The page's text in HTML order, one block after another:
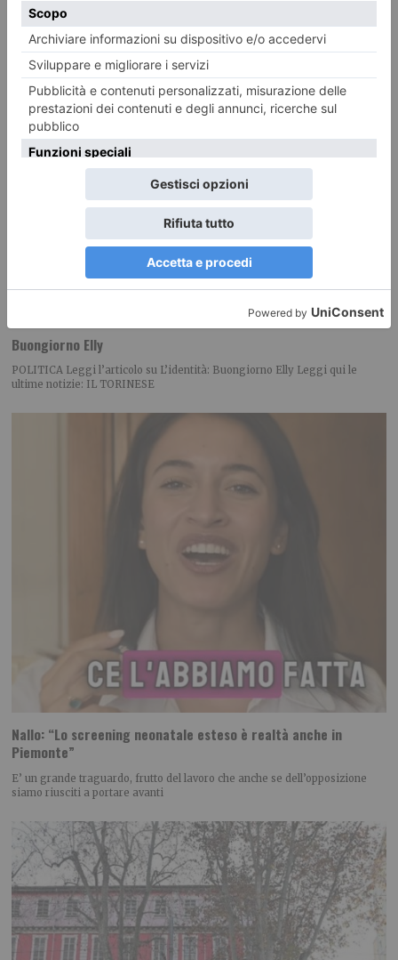
Buongiorno Elly
POLITICA Leggi l’articolo su L’identità: Buongiorno Elly Leggi qui le
ultime notizie: IL TORINESE
Nallo: “Lo screening neonatale esteso è realtà anche in
Piemonte”
E’ un grande traguardo, frutto del lavoro che anche se dell’opposizione
siamo riusciti a portare avanti